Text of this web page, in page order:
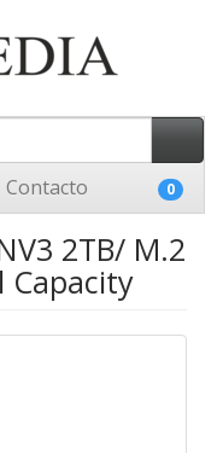
Contacto 0
2TB/ M.2
Capacity